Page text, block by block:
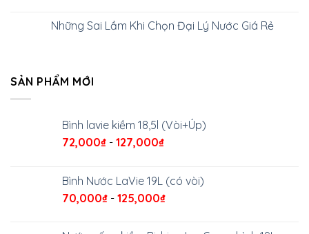
Những Sai Lầm Khi Chọn Đại Lý Nước Giá Rẻ
SẢN PHẨM MỚI
Bình lavie kiềm 18,5l (Vòi+Úp)
72,000₫ - 127,000₫
Bình Nước LaVie 19L (có vòi)
70,000₫ - 125,000₫